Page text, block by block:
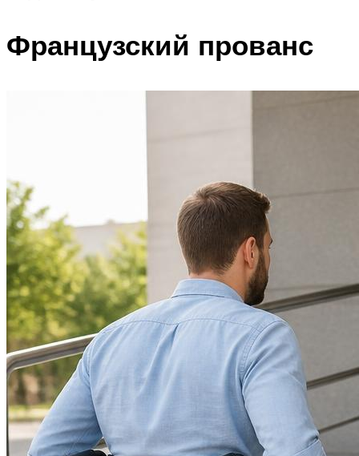
Французский прованс